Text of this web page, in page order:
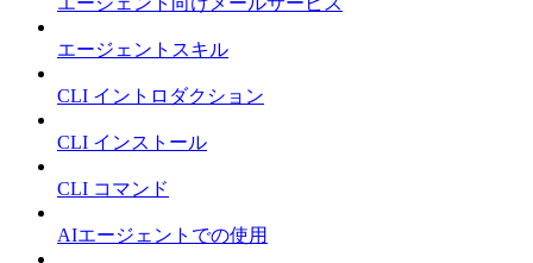
エージェントスキル
CLI イントロダクション
CLI インストール
CLI コマンド
AIエージェントでの使用